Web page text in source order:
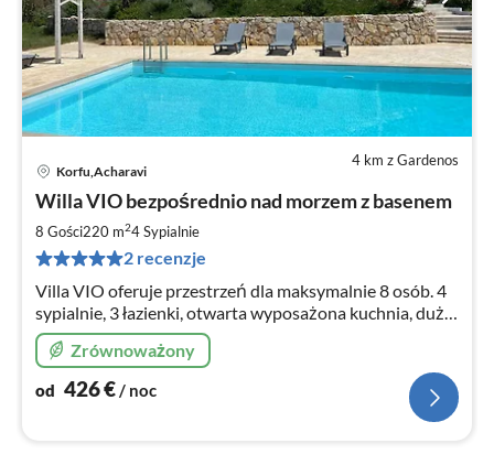
4 km z Gardenos
Korfu,Acharavi
Willa VIO bezpośrednio nad morzem z basenem
8 Gości220 m24Sypialnie
2 recenzje
Villa VIO oferuje przestrzeń dla maksymalnie 8 osób. 4
sypialnie, 3 łazienki, otwarta wyposażona kuchnia, duży
salon z werandą, duży wszechstronny taras z
fantastycznym widokiem na morze/basen/plażę !!!2023
rozbudowany !!!
Zrównoważony
od 426€/ noc